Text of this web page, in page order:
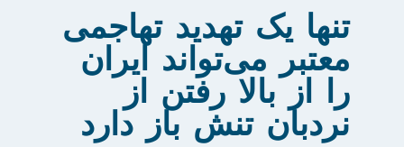
تنها یک تهدید تهاجمی
معتبر می‌تواند ایران
را از بالا رفتن از
نردبان تنش باز دارد